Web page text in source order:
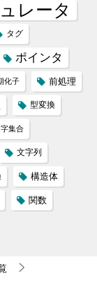
レータ
タグ
ポインタ
化子 前処理
型変換
集合
文字列
構造体
関数